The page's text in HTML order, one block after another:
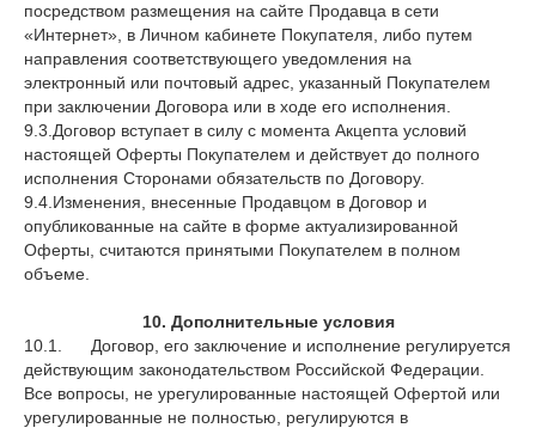
посредством размещения на сайте Продавца в сети
«Интернет», в Личном кабинете Покупателя, либо путем
направления соответствующего уведомления на
электронный или почтовый адрес, указанный Покупателем
при заключении Договора или в ходе его исполнения.
9.3.Договор вступает в силу с момента Акцепта условий
настоящей Оферты Покупателем и действует до полного
исполнения Сторонами обязательств по Договору.
9.4.Изменения, внесенные Продавцом в Договор и
опубликованные на сайте в форме актуализированной
Оферты, считаются принятыми Покупателем в полном
объеме.
10. Дополнительные условия
10.1. Договор, его заключение и исполнение регулируется
действующим законодательством Российской Федерации.
Все вопросы, не урегулированные настоящей Офертой или
урегулированные не полностью, регулируются в